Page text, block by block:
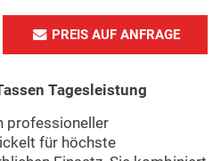
PREIS AUF ANFRAGE
Tagesleistung
professioneller
für höchste